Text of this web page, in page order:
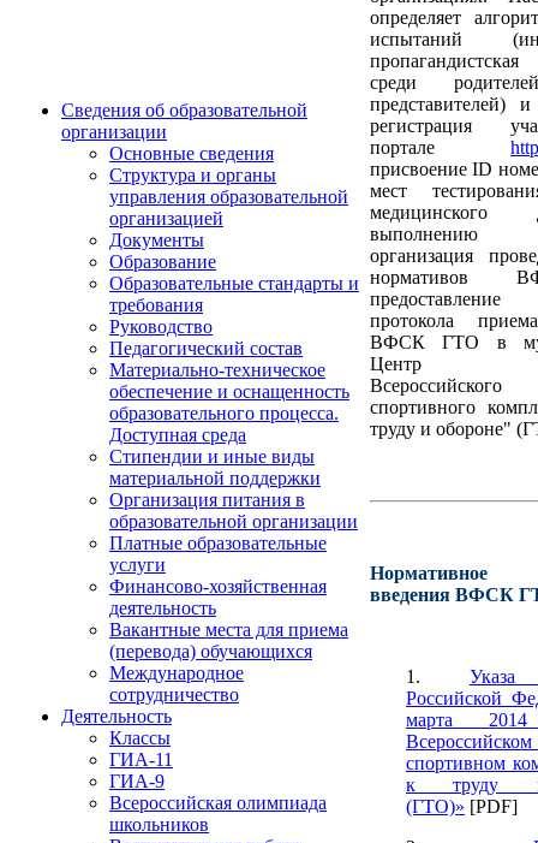
Сведения об образовательной
организации
Основные сведения
Структура и органы
управления образовательной
организацией
Документы
Образование
Образовательные стандарты и
требования
Руководство
Педагогический состав
Материально-техническое
обеспечение и оснащенность
образовательного процесса.
Доступная среда
Стипендии и иные виды
материальной поддержки
Организация питания в
образовательной организации
Платные образовательные
услуги
Финансово-хозяйственная
деятельность
Вакантные места для приема
(перевода) обучающихся
Международное
сотрудничество
Деятельность
Классы
ГИА-11
ГИА-9
Всероссийская олимпиада
школьников
определяет
испытаний
среди
представителей)
регистрация
портале
присвоение ID
мест
выполнению
организация
нормативов
протокола
ВФСК ГТО в
Центр
Всероссийского
спортивного
труду и обороне"
Нормативное
введения ВФСК
1. Указа
Российской
марта
спортивном
к труду
(ГТО)» [PDF]